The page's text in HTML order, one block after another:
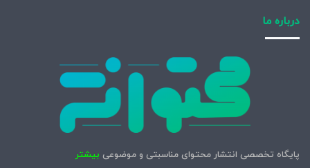
درباره ما
پایگاه تخصصی انتشار محتوای مناسبتی و موضوعی بیشتر